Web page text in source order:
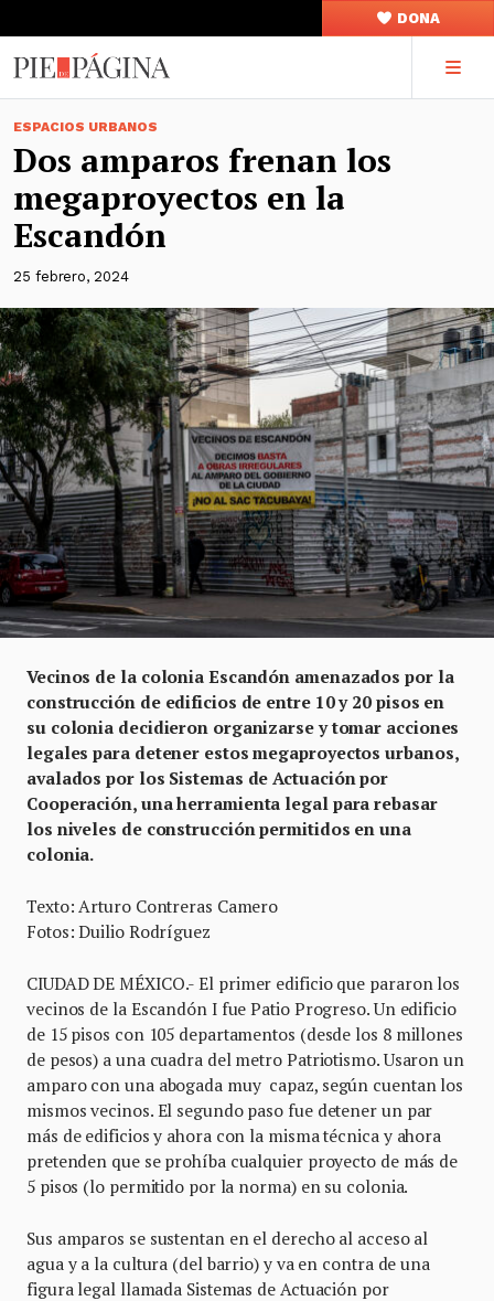
DONA
ESPACIOS URBANOS
Dos amparos frenan los
megaproyectos en la
Escandón
25 febrero, 2024
Vecinos de la colonia Escandón amenazados por la
construcción de edificios de entre 10 y 20 pisos en
su colonia decidieron organizarse y tomar acciones
legales para detener estos megaproyectos urbanos,
avalados por los Sistemas de Actuación por
Cooperación, una herramienta legal para rebasar
los niveles de construcción permitidos en una
colonia.
Texto: Arturo Contreras Camero
Fotos: Duilio Rodríguez
CIUDAD DE MÉXICO.- El primer edificio que pararon los
vecinos de la Escandón I fue Patio Progreso. Un edificio
de 15 pisos con 105 departamentos (desde los 8 millones
de pesos) a una cuadra del metro Patriotismo. Usaron un
amparo con una abogada muy capaz, según cuentan los
mismos vecinos. El segundo paso fue detener un par
más de edificios y ahora con la misma técnica y ahora
pretenden que se prohíba cualquier proyecto de más de
5 pisos (lo permitido por la norma) en su colonia.
Sus amparos se sustentan en el derecho al acceso al
agua y a la cultura (del barrio) y va en contra de una
figura legal llamada Sistemas de Actuación por